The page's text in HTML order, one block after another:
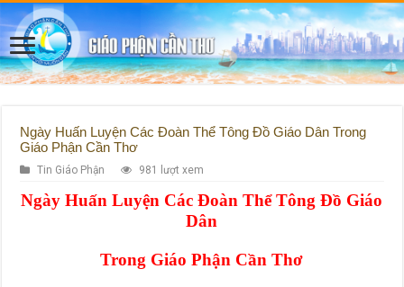
Ngày Huấn Luyện Các Đoàn Thể Tông Đồ Giáo Dân Trong
Giáo Phận Cần Thơ
Tin Giáo Phận 981 lượt xem
Ngày Huấn Luyện Các Đoàn Thể Tông Đồ Giáo
Dân
Trong Giáo Phận Cần Thơ